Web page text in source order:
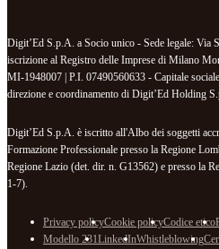
Digit’Ed S.p.A. a Socio unico - Sede legale: Via
iscrizione al Registro delle Imprese di Milano
MI-1948007 | P.I. 07490560633 - Capitale
direzione e coordinamento di Digit’Ed Holding
Digit’Ed S.p.A. è iscritto all'Albo dei soggetti
Formazione Professionale presso la Regione
Regione Lazio (det. dir. n. G13562) e presso la
1-7).
Privacy policyCookie policyCodice etico
Modello 231LinkedInWhistleblowing